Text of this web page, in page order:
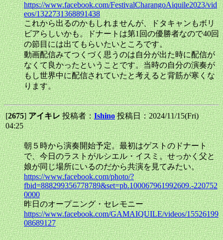
https://www.facebook.com/FestivalCharangoAiquile2023/vid
eos/1322731368891438
これから出るのかもしれませんが、ドタキャンもボリ
ビアらしいかも。ドナートは第1回の優勝者なので40回
の節目には出てもらいたいところです。
動画配信みてつくづく思うのは自分が出た時に配信が
なくて良かったということです。当時の自分の演奏が
もし世界中に配信されていたと考えると背筋が寒くな
ります。
[2675]アイキレ投稿者：Ishino 投稿日：2024/11/15(Fri)
04:25
朝５時から演奏開始予定。最初はゲストのドナート
で、今日のラストがルシエル・イスミ。せっかく父と
娘が同じ場所にいるのだから共演を見てみたい。
https://www.facebook.com/photo/?
fbid=888299356778789&set=pb.100067961992609.-220752
0000
昨日のオープニング・セレモニー
https://www.facebook.com/GAMAIQUILE/videos/15526199
08689127